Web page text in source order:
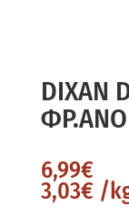
DIXAN
6,99€
3,03€ /